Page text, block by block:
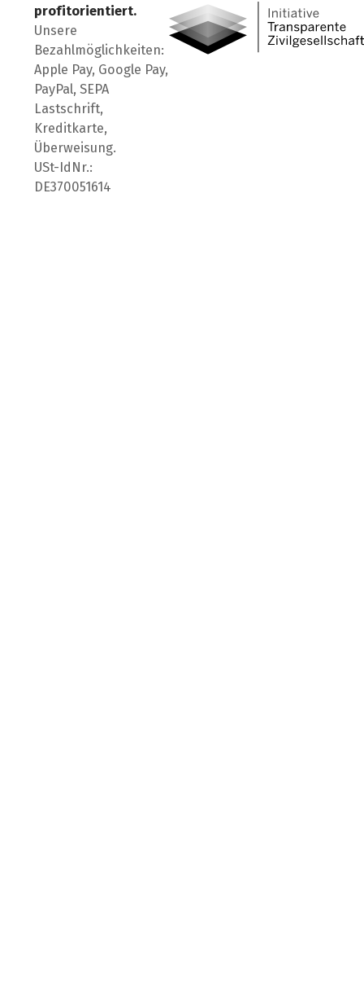
profitorientiert.
Unsere
Bezahlmöglichkeiten:
Apple Pay, Google Pay,
PayPal, SEPA
Lastschrift,
Kreditkarte,
Überweisung.
USt-IdNr.:
DE370051614